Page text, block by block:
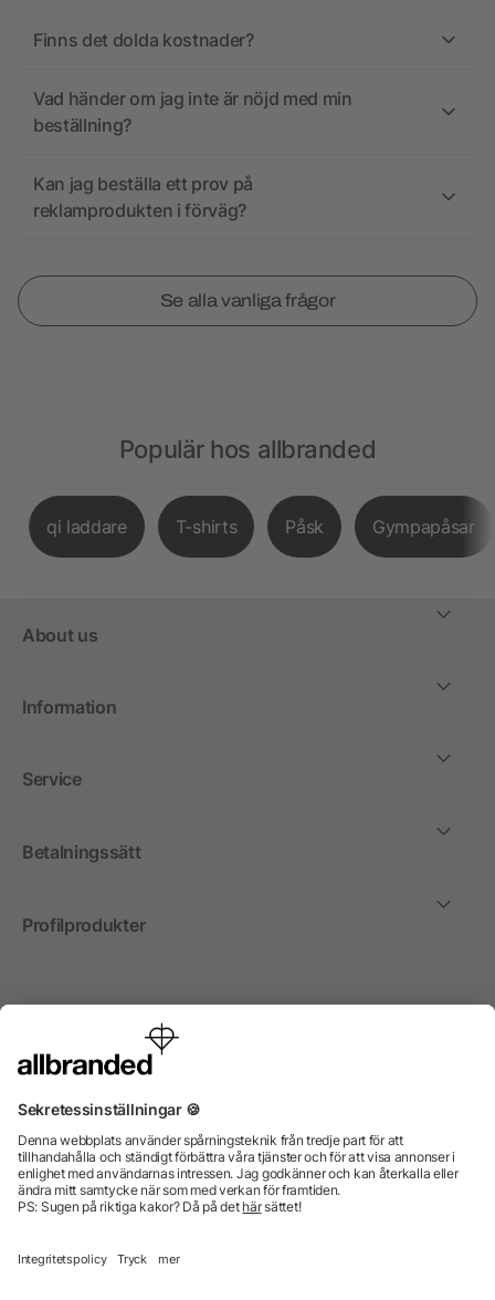
Finns det dolda kostnader?
Vad händer om jag inte är nöjd med min
beställning?
Kan jag beställa ett prov på
reklamprodukten i förväg?
Se alla vanliga frågor
Populär hos allbranded
qi laddare T-shirts Påsk Gympapåsar
About us
Information
Service
Betalningssätt
Profilprodukter
Internationellt
enbart till företag, institutioner, föreningar och